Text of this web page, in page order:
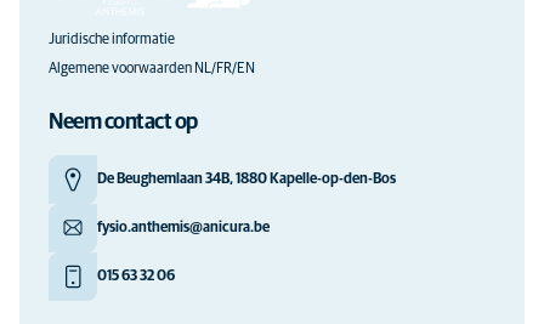
Juridische informatie
Algemene voorwaarden NL/FR/EN
Neem contact op
De Beughemlaan 34B, 1880 Kapelle-op-den-Bos
fysio.anthemis@anicura.be
015 63 32 06